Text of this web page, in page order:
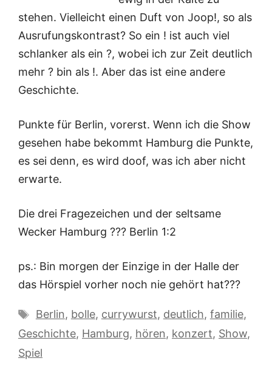
stehen. Vielleicht einen Duft von Joop!, so als
Ausrufungskontrast? So ein ! ist auch viel
schlanker als ein ?, wobei ich zur Zeit deutlich
mehr ? bin als !. Aber das ist eine andere
Geschichte.
Punkte für Berlin, vorerst. Wenn ich die Show
gesehen habe bekommt Hamburg die Punkte,
es sei denn, es wird doof, was ich aber nicht
erwarte.
Die drei Fragezeichen und der seltsame
Wecker Hamburg ??? Berlin 1:2
ps.: Bin morgen der Einzige in der Halle der
das Hörspiel vorher noch nie gehört hat???
Schlagwörter
Berlin, bolle, currywurst, deutlich, familie,
Geschichte, Hamburg, hören, konzert, Show,
Spiel